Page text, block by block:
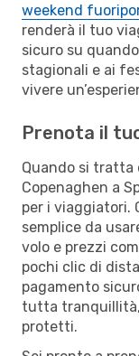
weekend
renderà il tuo
sicuro su
stagionali e ai
vivere
Prenota il
Quando si tratta
Copenaghen a
per i viaggiatori.
semplice da
volo e prezzi
pochi clic di
pagamento
tutta
protetti.